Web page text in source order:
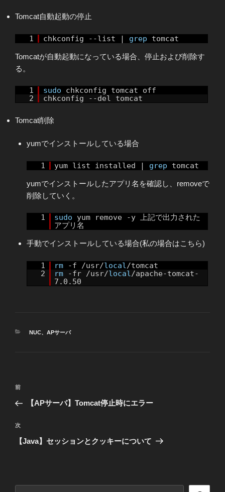
Tomcat自動起動の停止
1 chkconfig --list | grep tomcat
Tomcatが自動起動になっている場合、停止および削除す
る。
1 sudo
chkconfig tomcat off
2
chkconfig --del tomcat
Tomcat削除
yumでインストールしている場合
1 yum list installed | grep tomcat
yumでインストールしたアプリ名を確認し、removeで
削除していく。
1 sudo
yum remove -y 上記で出力された
アプリ名
手動でインストールしている場合(私の場合はこちら)
1 rm -f /usr/local/tomcat
2
rm -fr /usr/local/apache-tomcat-
7.0.50
カ
NUC、 APサーバ
投
ナ
ビ
ゲ
前
の
稿
前
【APサーバ】Tomcat停止時にエラー
次
の
次
【Java】セッションとクッキーについて